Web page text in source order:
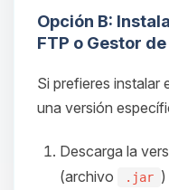
Opción B:
FTP o Gestor
Si prefieres instalar
una versión
Descarga la
(archivo
.jar